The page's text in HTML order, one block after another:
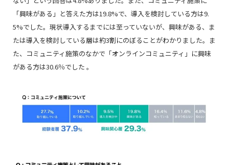
「興味がある」と答えた方は19.8%で、導入を検討している方は9.
5%でした。現状導入するまでには至っていないが、興味がある、ま
たは導入を検討している層は約3割にのぼることがわかりました。ま
た、コミュニティ施策のなかで「オンラインコミュニティ」に興味
がある方は30.6％でした 。